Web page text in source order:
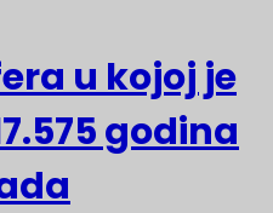
u kojoj je
godina